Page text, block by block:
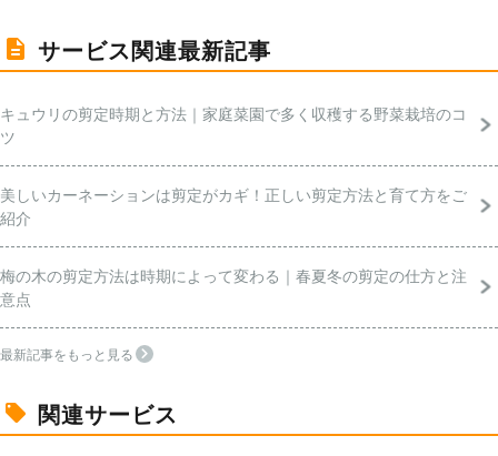
サービス関連最新記事
キュウリの剪定時期と方法｜家庭菜園で多く収穫する野菜栽培のコ
ツ
美しいカーネーションは剪定がカギ！正しい剪定方法と育て方をご
紹介
梅の木の剪定方法は時期によって変わる｜春夏冬の剪定の仕方と注
意点
最新記事をもっと見る
関連サービス